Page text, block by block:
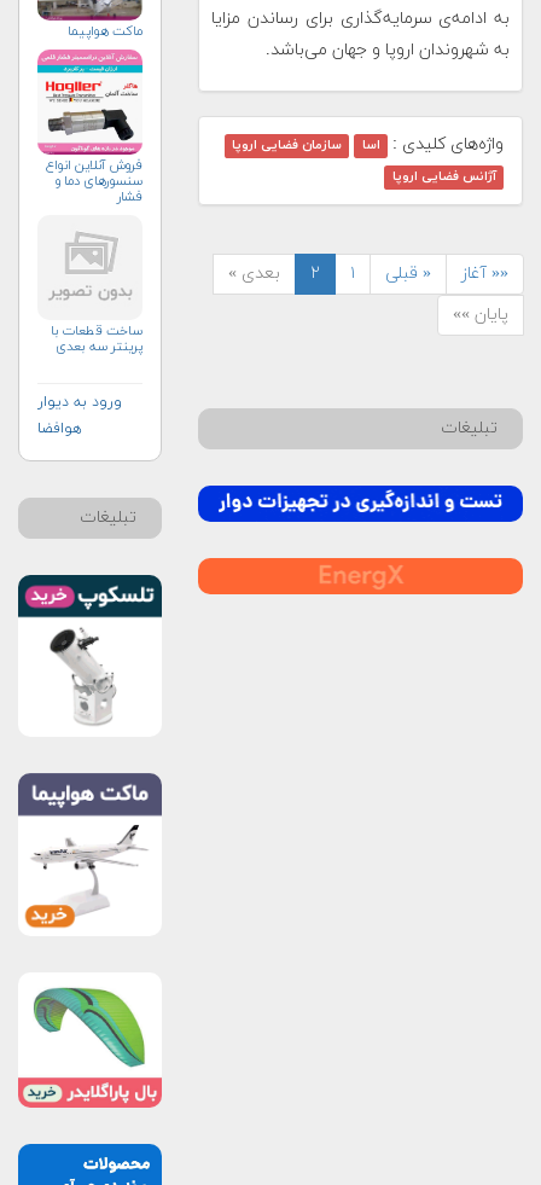
به ادامه­‌ی سرمایه­‌گذاری برای رساندن مزایا
به شهروندان اروپا و جهان می­‌باشد.
واژه‌های کلیدی : اسا
سازمان فضایی اروپا
آژانس فضایی اروپا
«« آغاز « قبلی ۱ ۲
بعدی »
پایان »»
تبلیغات
ماکت هواپیما
فروش آنلاین انواع
سنسورهای دما و
فشار
ساخت قطعات با
پرینتر سه بعدی
ورود به دیوار
هوافضا
تبلیغات